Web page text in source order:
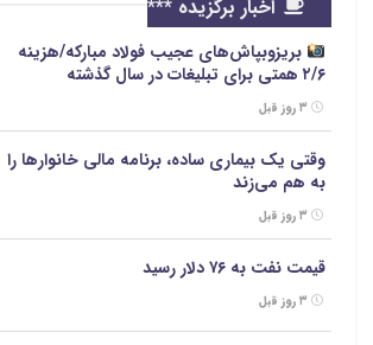
اخبار برگزیده ***
بریزوبپاش‌های عجیب فولاد مبارکه/هزینه
۲/۶ همتی برای تبلیغات در سال گذشته
وقتی یک بیماری ساده، برنامه مالی خانوارها را
به هم می‌زند
قیمت نفت به ۷۶ دلار رسید